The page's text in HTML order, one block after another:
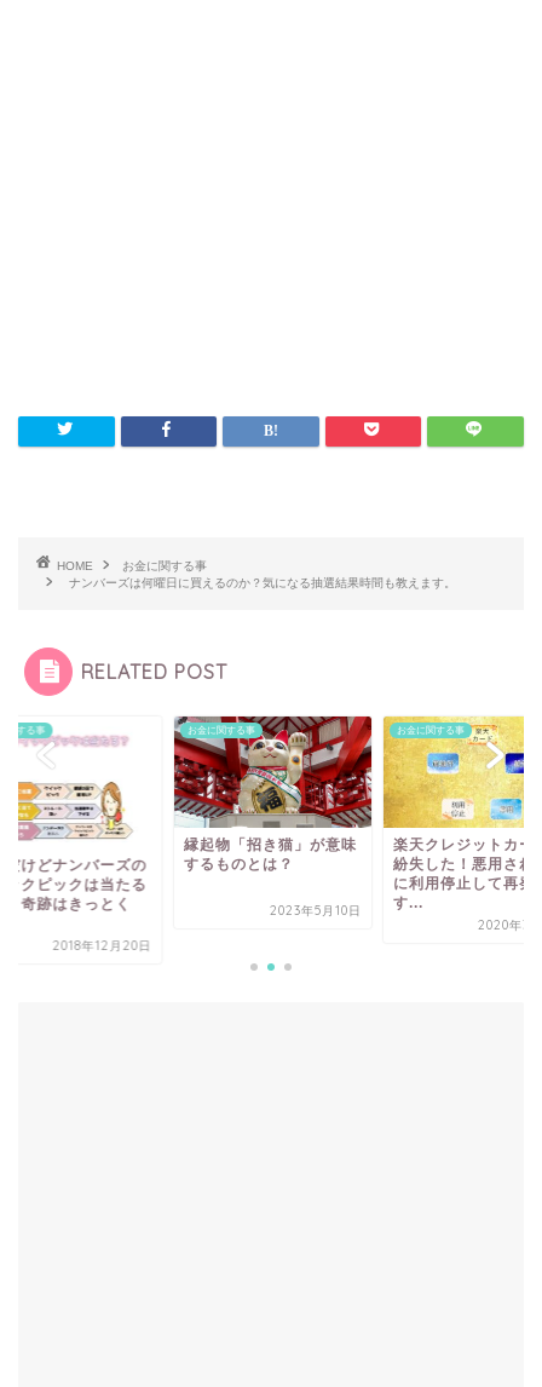
HOME
お金に関する事
ナンバーズは何曜日に買えるのか？気になる抽選結果時間も教えます。
RELATED POST
関する事
だけどナンバーズの
ックピックは当たる
？奇跡はきっとく
2018年12月20日
お金に関する事
縁起物「招き猫」が意味
するものとは？
2023年5月10日
お金に関する事
楽天クレジットカー
紛失した！悪用され
に利用停止して再発
す...
2020年3